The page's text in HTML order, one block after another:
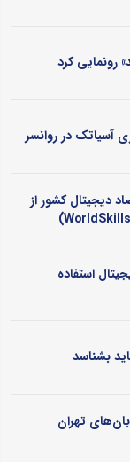
رونمایی کرد
آسیاتک در روانسر
دیجیتال کشور از
استفاده
تهران